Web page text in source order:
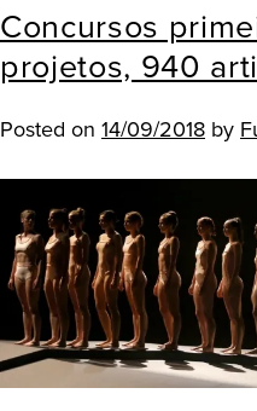
Concursos
projetos, 940
Posted on 14/09/2018 by